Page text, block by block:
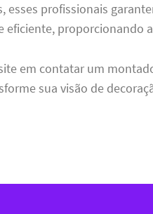
esses profissionais
eficiente, proporcionando
em contatar um
sua visão de